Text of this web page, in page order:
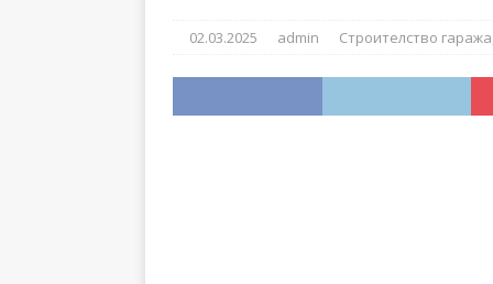
слабых грунтах
[ 26.07.2026 ] Как
конструкций
02.03.2025 admin Строителство